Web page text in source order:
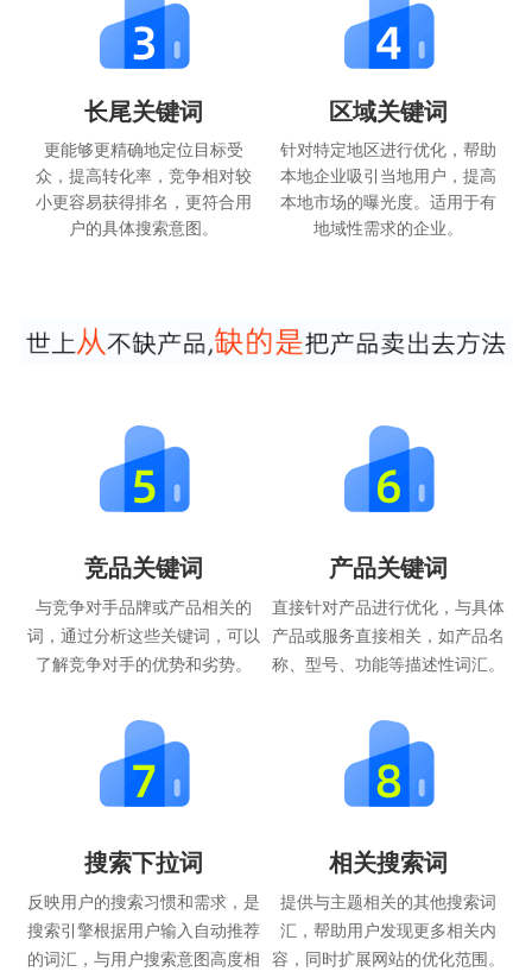
长尾关键词
更能够更精确地定位目标受
众，提高转化率，竞争相对较
小更容易获得排名，更符合用
户的具体搜索意图。
区域关键词
针对特定地区进行优化，帮助
本地企业吸引当地用户，提高
本地市场的曝光度。适用于有
地域性需求的企业。
竞品关键词
与竞争对手品牌或产品相关的
词，通过分析这些关键词，可以
了解竞争对手的优势和劣势。
产品关键词
直接针对产品进行优化，与具体
产品或服务直接相关，如产品名
称、型号、功能等描述性词汇。
搜索下拉词
反映用户的搜索习惯和需求，是
搜索引擎根据用户输入自动推荐
的词汇，与用户搜索意图高度相
相关搜索词
提供与主题相关的其他搜索词
汇，帮助用户发现更多相关内
容，同时扩展网站的优化范围。